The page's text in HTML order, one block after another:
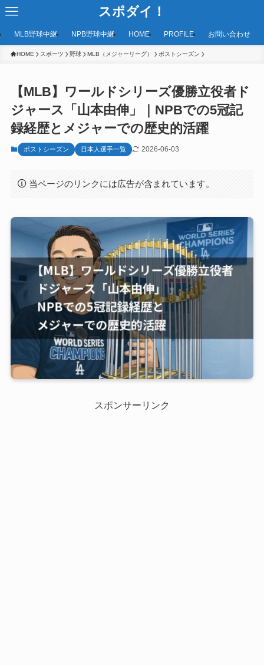
スポダイ！
MLB野球中継 NPB野球中継 HOME PROFILE お問い合わせ
HOME スポーツ 野球 MLB（メジャーリーグ） ポストシーズン
【MLB】ワールドシリーズ優勝立役者ド
ジャース「山本由伸」｜NPBでの5冠記
録経歴とメジャーでの歴史的活躍
ポストシーズン 日本人選手一覧 2026-06-03
当ページのリンクには広告が含まれています。
スポンサーリンク